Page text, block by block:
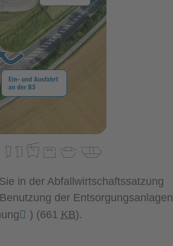
in der Abfallwirtschaftssatzung
der Entsorgungsanlagen
) (661 KB).